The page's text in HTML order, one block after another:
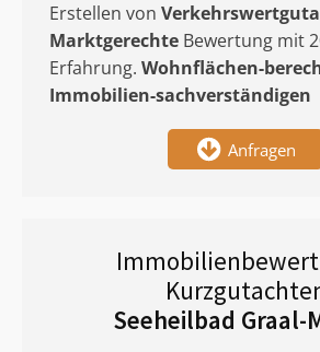
Erstellen von
Marktgerechte Bewertung mit
Erfahrung. Wohnflächen-
Immobilien-sachverständigen
Anfragen
Seeheilbad Graal-